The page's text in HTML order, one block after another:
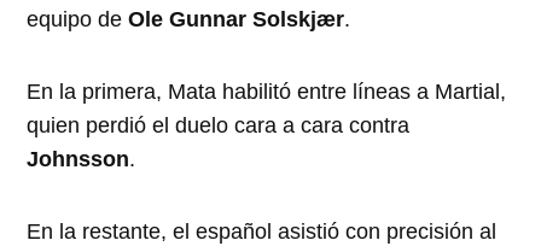
equipo de Ole Gunnar Solskjær.
En la primera, Mata habilitó entre líneas a Martial,
quien perdió el duelo cara a cara contra
Johnsson.
En la restante, el español asistió con precisión al